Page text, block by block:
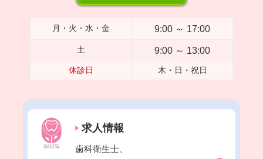
2023年03月
2023年02月
2022年09月
2022年08月
2022年07月
月・火・水・金 9:00 ～ 17:00
土 9:00 ～ 13:00
休診日 木・日・祝日
求人情報
歯科衛生士、